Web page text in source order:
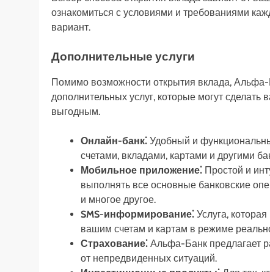
ознакомиться с условиями и требованиями
вариант.
Дополнительные услуги
Помимо возможности открытия вклада,
дополнительных услуг, которые могут
выгодным.
Онлайн-банк⁚ Удобный и
счетами, вкладами, картами и другими
Мобильное приложение⁚ Простой и
выполнять все основные банковские
и многое другое.
SMS-информирование⁚ Услуга,
вашим счетам и картам в режиме
Страхование⁚ Альфа-Банк предлагает
от непредвиденных ситуаций.